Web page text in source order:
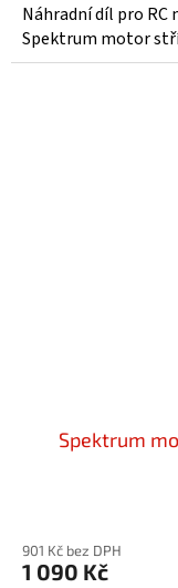
Náhradní díl pro RC
Spektrum motor
Spektrum
901 Kč bez DPH
1 090 Kč